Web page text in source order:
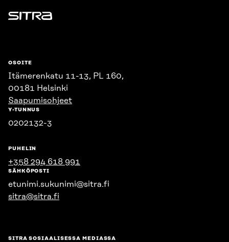
Sitra
OSOITE
Itämerenkatu 11-13, PL 160,
00181 Helsinki
Saapumisohjeet
Y-TUNNUS
0202132-3
PUHELIN
+358 294 618 991
SÄHKÖPOSTI
etunimi.sukunimi@sitra.fi
sitra@sitra.fi
SITRA SOSIAALISESSA MEDIASSA